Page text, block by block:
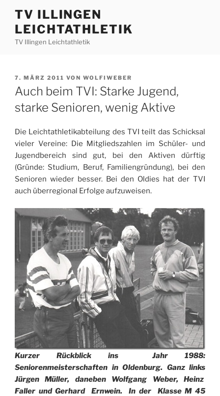
Inhalt
springen
TV ILLINGEN
LEICHTATHLETIK
TV Illingen Leichtathletik
VERÖFFENTLICHT
AM
7. MÄRZ 2011 VON WOLFIWEBER
Auch beim TVI: Starke Jugend,
starke Senioren, wenig Aktive
Die Leichtathletikabteilung des TVI teilt das Schicksal
vieler Vereine: Die Mitgliedszahlen im Schüler- und
Jugendbereich sind gut, bei den Aktiven dürftig
(Gründe: Studium, Beruf, Familiengründung), bei den
Senioren wieder besser. Bei den Oldies hat der TVI
auch überregional Erfolge aufzuweisen.
Kurzer
Rückblick ins Jahr 1988:
Seniorenmeisterschaften in Oldenburg. Ganz links
Jürgen Müller, daneben Wolfgang Weber, Heinz
Faller und Gerhard Ernwein. In der KlasseM 45